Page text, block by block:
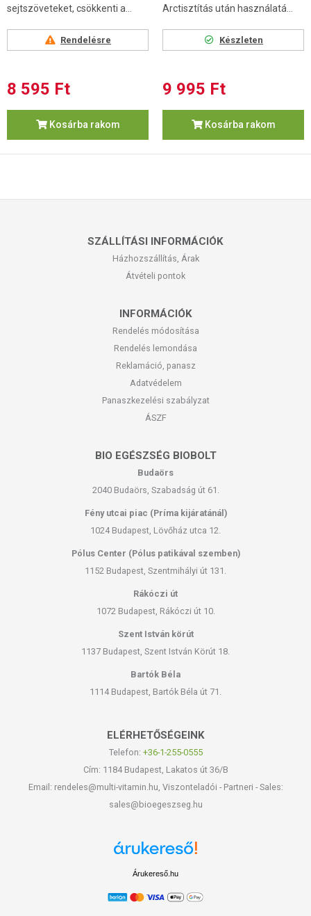
sejtszöveteket, csökkenti a...
Rendelésre
8 595 Ft
Kosárba rakom
Arctisztítás után használatá...
Készleten
9 995 Ft
Kosárba rakom
SZÁLLÍTÁSI INFORMÁCIÓK
Házhozszállítás, Árak
Átvételi pontok
INFORMÁCIÓK
Rendelés módosítása
Rendelés lemondása
Reklamáció, panasz
Adatvédelem
Panaszkezelési szabályzat
ÁSZF
BIO EGÉSZSÉG BIOBOLT
Budaörs
2040 Budaörs, Szabadság út 61.
Fény utcai piac (Príma kijáratánál)
1024 Budapest, Lövőház utca 12.
Pólus Center (Pólus patikával szemben)
1152 Budapest, Szentmihályi út 131.
Rákóczi út
1072 Budapest, Rákóczi út 10.
Szent István körút
1137 Budapest, Szent István Körút 18.
Bartók Béla
1114 Budapest, Bartók Béla út 71.
ELÉRHETŐSÉGEINK
Telefon: +36-1-255-0555
Cím: 1184 Budapest, Lakatos út 36/B
Email: rendeles@multi-vitamin.hu, Viszonteladói - Partneri - Sales:
sales@bioegeszseg.hu
Árukereső.hu